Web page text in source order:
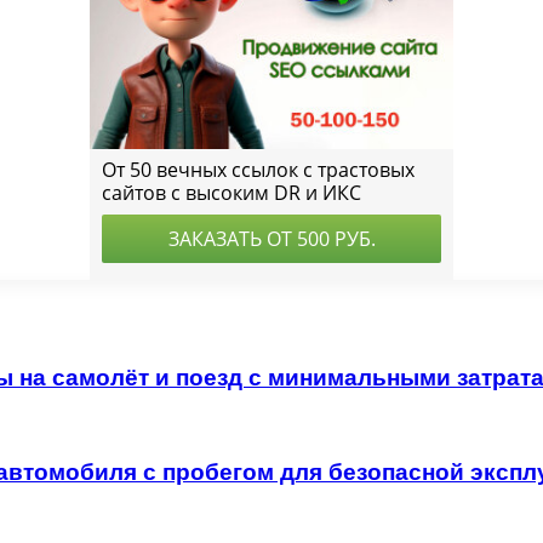
на самолёт и поезд с минимальными
с пробегом для безопасной